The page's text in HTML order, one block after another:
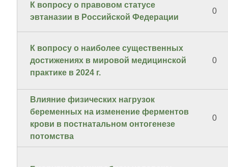
К вопросу о правовом статусе
эвтаназии в Российской Федерации
0
К вопросу о наиболее существенных
достижениях в мировой медицинской
практике в 2024 г.
0
Влияние физических нагрузок
беременных на изменение ферментов
крови в постнатальном онтогенезе
потомства
0